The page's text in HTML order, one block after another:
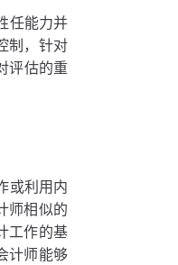
任能力并
制，针对
评估的重
或利用内
师相似的
工作的基
计师能够